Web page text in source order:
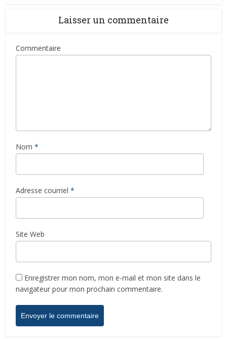
Laisser un commentaire
Commentaire
Nom *
Adresse courriel *
Site Web
Enregistrer mon nom, mon e-mail et mon site dans le
navigateur pour mon prochain commentaire.